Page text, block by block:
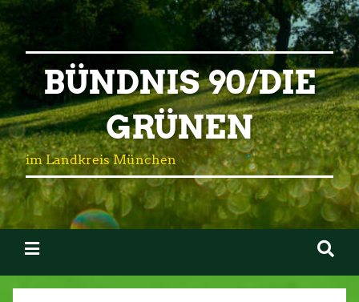
BÜNDNIS 90/DIE
GRÜNEN
im Landkreis München